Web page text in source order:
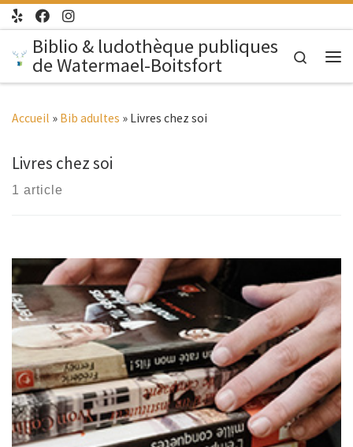
Passer au contenu
Biblio & ludothèque publiques
de Watermael-Boitsfort
Search
Accueil » Bib adultes » Livres chez soi
Livres chez soi
1 article
Livres chez soi : prêt de livres à domicile Pour qui ? Si vous
habitez la commune ou ses environs immédiats et que vous
avez des difficultés à vous déplacer ou […]